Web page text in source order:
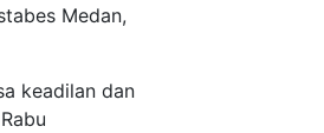
Medan,
keadilan dan